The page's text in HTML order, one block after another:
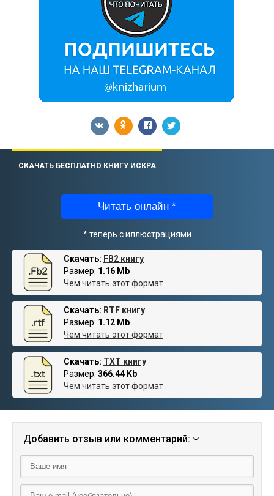
СКАЧАТЬ БЕСПЛАТНО КНИГУ ИСКРА
Читать онлайн *
* теперь с иллюстрациями
Скачать: FB2 книгу
Размер: 1.16 Mb
Чем читать этот формат
Скачать: RTF книгу
Размер: 1.12 Mb
Чем читать этот формат
Скачать: TXT книгу
Размер: 366.44 Kb
Чем читать этот формат
Добавить отзыв или комментарий: